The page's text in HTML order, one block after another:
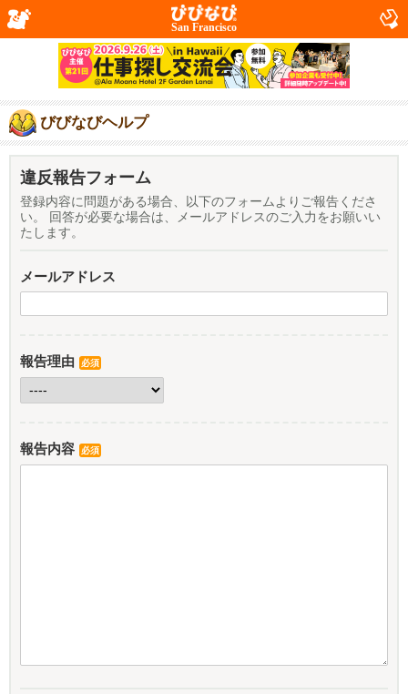
San Francisco
びびなびヘルプ
違反報告フォーム
登録内容に問題がある場合、以下のフォームよりご報告くださ
い。 回答が必要な場合は、メールアドレスのご入力をお願いい
たします。
メールアドレス
報告理由 必須
報告内容 必須